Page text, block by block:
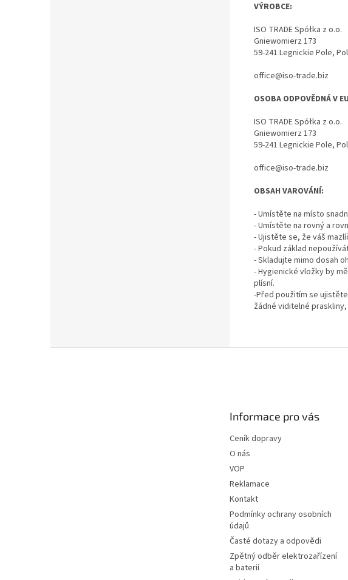
VÝROBCE:
ISO TRADE Spółka z o.o.
Gniewomierz 173
59-241 Legnickie Pole,
office@iso-trade.biz
OSOBA ODPOVĚDNÁ V
ISO TRADE Spółka z o.o.
Gniewomierz 173
59-241 Legnickie Pole,
office@iso-trade.biz
OBSAH VAROVÁNÍ:
- Umístěte na místo
- Umístěte na rovný a
- Ujistěte se, že váš
- Pokud základ
- Skladujte mimo dosah
- Hygienické vložky by
plísní.
-Před použitím se
žádné viditelné
Informace pro vás
Ceník dopravy
O nás
VOP
Reklamace
Kontakt
Podmínky ochrany osobních
údajů
Časté dotazy a odpovědi
Zpětný odběr elektrozařízení
a baterií